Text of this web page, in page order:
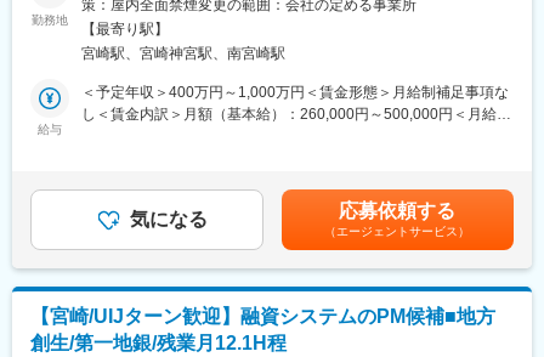
地域に密着した銀行として、地元企業からの信頼を得ており、安
定した基盤を持っています(宮崎県での貸出・預金シェア圧倒的
No.1)。地域特性を生かした先進的な取り組み（他行に先駆けて生
も行っており、将来的な成長が期待されます。
■職務内容：
基幹システムの開発および情報セキュリティ関連業務を担当して
いただきます
<基幹システムにおけるシステム開発>
・預金、為替、融資を担う銀行システムの開発。
・システムの設計、開発、テスト、導入、運用までの全工程を担
改善提案
・銀行システムの企画、導入、維持管理
・行内OAシステムの企画・管理およびクラウドリフトプロジェク
トの企画・プロジェクト管理
・プロジェクトの進捗管理、リソース配分、関係者との調整
勤務地
策：屋内全面禁煙変更の範囲：会社の定める事業所
【最寄り駅】
宮崎駅、宮崎神宮駅、南宮崎駅
給与
＜予定年収＞400万円～1,000万円＜賃金形態＞月給制補足事項な
し＜賃金内訳＞月額（基本給）：260,000円～500,000円＜月給＞
す。月給(月額)は固定手当を含めた表記です。
気になる 応募依頼する
（エージェントサービス）
【宮崎/UIJターン歓迎】融資システムのPM候補■地方
創生/第一地銀/残業月12.1H程